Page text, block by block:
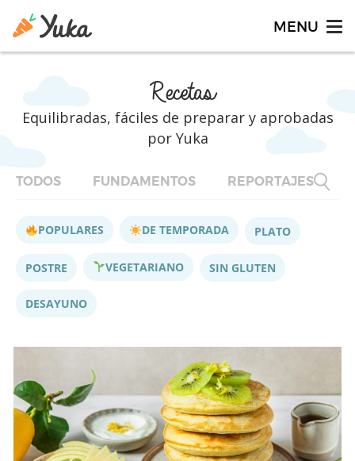
Recetas
Equilibradas, fáciles de preparar y aprobadas
por Yuka
TODOS FUNDAMENTOS REPORTAJES
POPULARES DE TEMPORADA PLATO
POSTRE VEGETARIANO SIN GLUTEN
DESAYUNO